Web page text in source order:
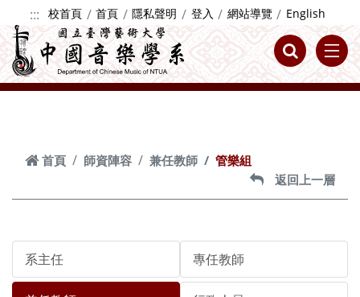
跳到主要內容
::: 校首頁 首頁 隱私聲明 登入 網站導覽 English
首頁 師資陣容 兼任教師
管樂組
返回上一層
系主任 專任教師